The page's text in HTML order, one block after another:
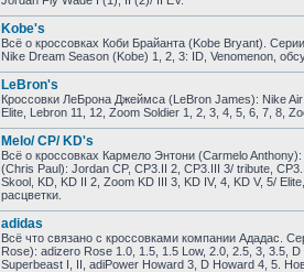
Kobe's
Всё о кроссовках Коби Брайанта (Kobe Bryant).
Nike Dream Season (Kobe) 1, 2, 3: ID, Venomenon,
LeBron's
Кроссовки ЛеБрона Джеймса (LeBron James): Nike
Elite, Lebron 11, 12, Zoom Soldier 1, 2, 3, 4, 5, 6, 7, 8,
Melo/ CP/ KD's
Всё о кроссовках Кармело Энтони (Carmelo
(Chris Paul): Jordan CP, CP3.II 2, CP3.III 3/ tribute,
Skool, KD, KD II 2, Zoom KD III 3, KD IV, 4, KD V, 5/
расцветки.
adidas
Всё что связано с кроссовками компании Ададас.
Rose): adizero Rose 1.0, 1.5, 1.5 Low, 2.0, 2.5, 3, 3.5,
Superbeast I, II, adiPower Howard 3, D Howard 4, 5.